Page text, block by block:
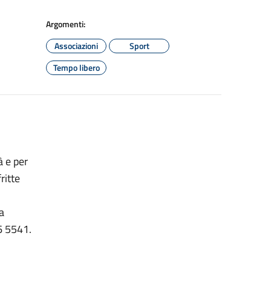
Argomenti:
Associazioni
Sport
Tempo libero
e per
5541.